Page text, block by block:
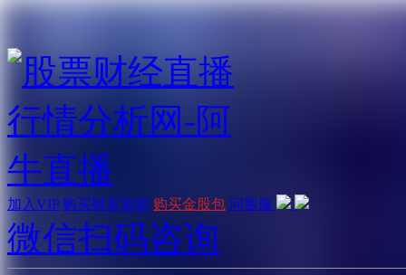
加入VIP 购买财富密钥 购买金股包 问客服
微信扫码咨询